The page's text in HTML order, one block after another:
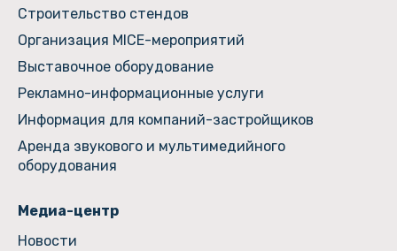
Строительство стендов
Организация MICE-мероприятий
Выставочное оборудование
Рекламно-информационные услуги
Информация для компаний-застройщиков
Аренда звукового и мультимедийного
оборудования
Медиа-центр
Новости